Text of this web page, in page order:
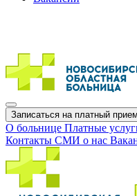
Записаться на платный прием
О больнице Платные
Контакты СМИ о нас